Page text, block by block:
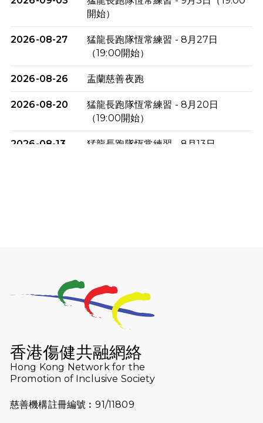
開始）
2026-08-27
猛龍長跑隊恆常練習 - 8月27日
（19:00開始）
2026-08-26 盂蘭慈善夜跑
2026-08-20
猛龍長跑隊恆常練習 - 8月20日
（19:00開始）
2026-08-13
猛龍長跑隊恆常練習 - 8月13日
2026-07-23
猛龍長跑隊恆常練習 - 7月23日
（19:00開始）
猛龍長跑隊恆常練習 - 7月16日
2026-07-10
【猛龍戈壁118公里分享暨香港傷健共
融網絡15周年晚宴】
2026-07-09
猛龍長跑隊恆常練習 - 7月9日（19:00
香港傷健共融網絡
Hong Kong Network for the
Promotion of Inclusive Society
慈善機構註冊編號︰91/11809